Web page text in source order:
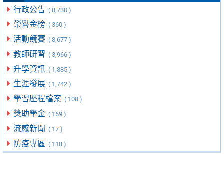
行政公告 ( 8,730 )
榮譽金榜 ( 360 )
活動競賽 ( 8,677 )
教師研習 ( 3,966 )
升學資訊 ( 1,885 )
生涯發展 ( 1,742 )
學習歷程檔案 ( 108 )
獎助學金 ( 169 )
流感新聞 ( 17 )
防疫專區 ( 118 )